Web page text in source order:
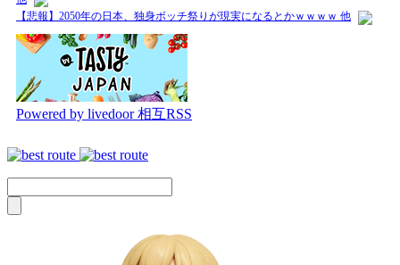
【悲報】2050年の日本、独身ボッチ祭りが現実になるとかｗｗｗｗ 他
Powered by livedoor 相互RSS